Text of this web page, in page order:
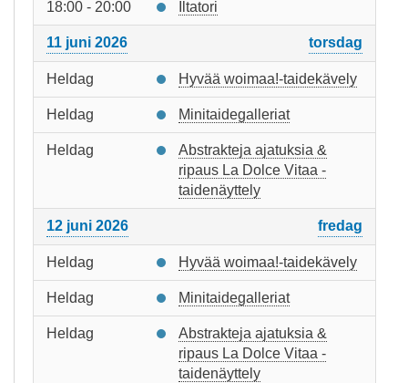
18:00 - 20:00 Iltatori
11 juni 2026 torsdag
Heldag Hyvää woimaa!-taidekävely
Heldag Minitaidegalleriat
Heldag
Abstrakteja ajatuksia &
ripaus La Dolce Vitaa -
taidenäyttely
12 juni 2026 fredag
Heldag Hyvää woimaa!-taidekävely
Heldag Minitaidegalleriat
Heldag
Abstrakteja ajatuksia &
ripaus La Dolce Vitaa -
taidenäyttely